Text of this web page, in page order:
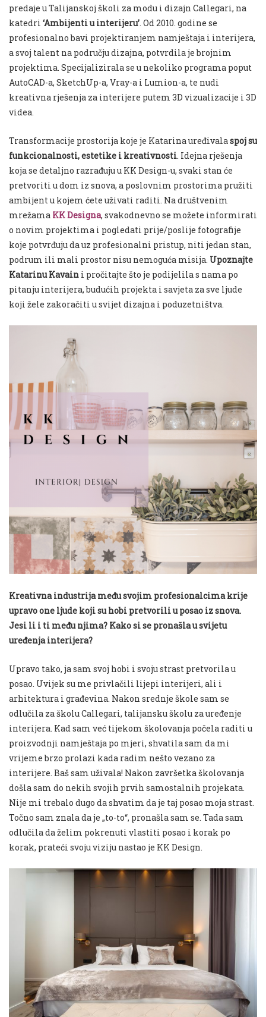
predaje u Talijanskoj školi za modu i dizajn Callegari, na
katedri ‘Ambijenti u interijeru’. Od 2010. godine se
profesionalno bavi projektiranjem namještaja i interijera,
a svoj talent na području dizajna, potvrdila je brojnim
projektima. Specijalizirala se u nekoliko programa poput
AutoCAD-a, SketchUp-a, Vray-a i Lumion-a, te nudi
kreativna rješenja za interijere putem 3D vizualizacije i 3D
videa.
Transformacije prostorija koje je Katarina uređivalaspoj su
funkcionalnosti, estetike i kreativnosti. Idejna rješenja
koja se detaljno razrađuju u KK Design-u, svaki stan će
pretvoriti u dom iz snova, a poslovnim prostorima pružiti
ambijent u kojem ćete uživati raditi. Na društvenim
mrežama KK Designa, svakodnevno se možete informirati
o novim projektima i pogledati prije/poslije fotografije
koje potvrđuju da uz profesionalni pristup, niti jedan stan,
podrum ili mali prostor nisu nemoguća misija. Upoznajte
Katarinu Kavain i pročitajte što je podijelila s nama po
pitanju interijera, budućih projekta i savjeta za sve ljude
koji žele zakoračiti u svijet dizajna i poduzetništva.
Kreativna industrija među svojim profesionalcima krije
upravo one ljude koji su hobi pretvorili u posao iz snova.
Jesi li i ti među njima? Kako si se pronašla u svijetu
uređenja interijera?
Upravo tako, ja sam svoj hobi i svoju strast pretvorila u
posao. Uvijek su me privlačili lijepi interijeri, ali i
arhitektura i građevina. Nakon srednje škole sam se
odlučila za školu Callegari, talijansku školu za uređenje
interijera. Kad sam već tijekom školovanja počela raditi u
proizvodnji namještaja po mjeri, shvatila sam da mi
vrijeme brzo prolazi kada radim nešto vezano za
interijere. Baš sam uživala! Nakon završetka školovanja
došla sam do nekih svojih prvih samostalnih projekata.
Nije mi trebalo dugo da shvatim da je taj posao moja strast.
Točno sam znala da je „to-to“, pronašla sam se. Tada sam
odlučila da želim pokrenuti vlastiti posao i korak po
korak, prateći svoju viziju nastao je KK Design.